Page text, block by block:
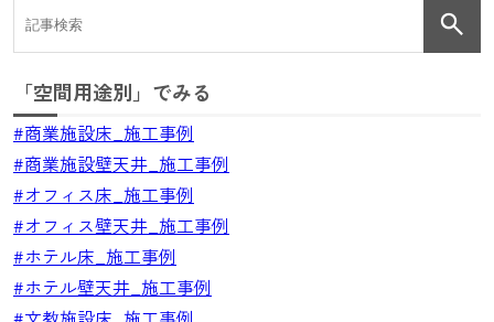
「空間用途別」でみる
#商業施設床_施工事例
#商業施設壁天井_施工事例
#オフィス床_施工事例
#オフィス壁天井_施工事例
#ホテル床_施工事例
#ホテル壁天井_施工事例